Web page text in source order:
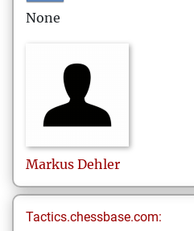
None
Markus Dehler
Tactics.chessbase.com: